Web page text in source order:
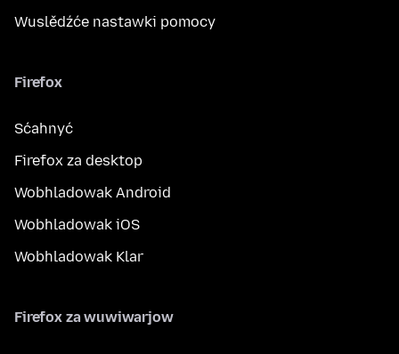
Wuslědźće nastawki pomocy
Firefox
Sćahnyć
Firefox za desktop
Wobhladowak Android
Wobhladowak iOS
Wobhladowak Klar
Firefox za wuwiwarjow